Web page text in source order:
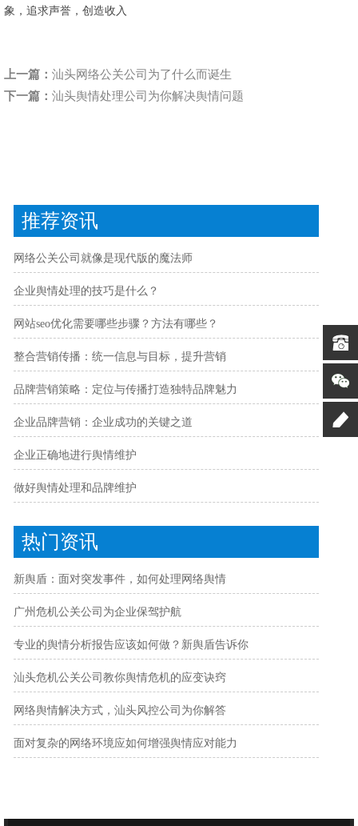
象，追求声誉，创造收入
上一篇： 汕头网络公关公司为了什么而诞生
下一篇： 汕头舆情处理公司为你解决舆情问题
推荐资讯
网络公关公司就像是现代版的魔法师
企业舆情处理的技巧是什么？
网站seo优化需要哪些步骤？方法有哪些？
整合营销传播：统一信息与目标，提升营销
品牌营销策略：定位与传播打造独特品牌魅力
企业品牌营销：企业成功的关键之道
企业正确地进行舆情维护
做好舆情处理和品牌维护
热门资讯
新舆盾：面对突发事件，如何处理网络舆情
广州危机公关公司为企业保驾护航
专业的舆情分析报告应该如何做？新舆盾告诉你
汕头危机公关公司教你舆情危机的应变诀窍
网络舆情解决方式，汕头风控公司为你解答
面对复杂的网络环境应如何增强舆情应对能力